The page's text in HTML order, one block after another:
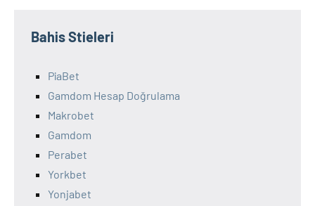
Bahis Stieleri
PiaBet
Gamdom Hesap Doğrulama
Makrobet
Gamdom
Perabet
Yorkbet
Yonjabet